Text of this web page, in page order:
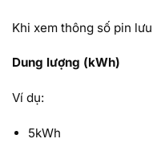
Khi xem thông số pin
Dung lượng (kWh)
Ví dụ:
5kWh